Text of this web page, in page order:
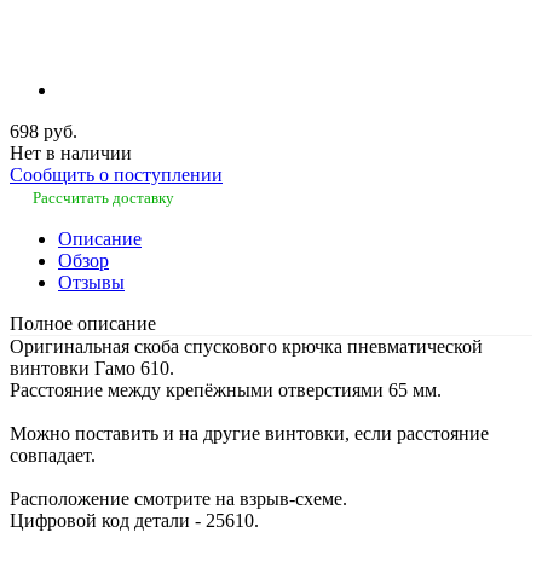
698 руб.
Нет в наличии
Сообщить о поступлении
Рассчитать доставку
Описание
Обзор
Отзывы
Полное описание
Оригинальная скоба спускового крючка пневматической
винтовки Гамо 610.
Расстояние между крепёжными отверстиями 65 мм.
Можно поставить и на другие винтовки, если расстояние
совпадает.
Расположение смотрите на взрыв-схеме.
Цифровой код детали - 25610.